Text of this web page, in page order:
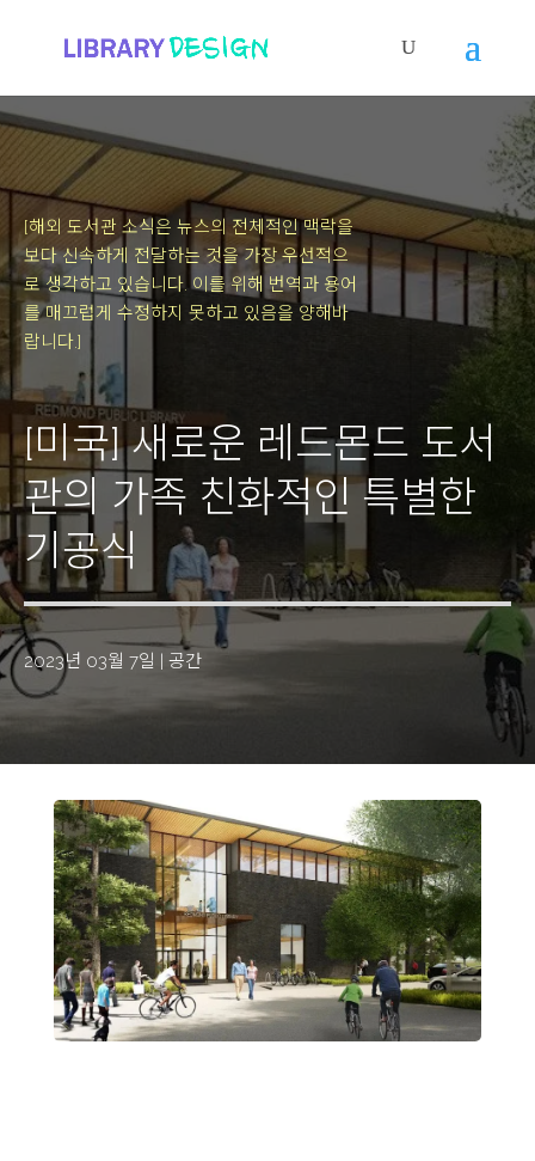
[해외 도서관 소식은 뉴스의 전체적인 맥락을
보다 신속하게 전달하는 것을 가장 우선적으
로 생각하고 있습니다.이를 위해 번역과 용어
를 매끄럽게 수정하지 못하고 있음을 양해바
랍니다.]
[미국] 새로운 레드몬드 도서
관의 가족 친화적인 특별한
기공식
2023년 03월 7일 | 공간